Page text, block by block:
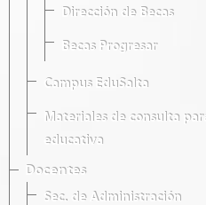
Dirección de Becas
Becas Progresar
Campus EduSalta
Materiales de consulta
educativa
Docentes
Sec. de Administración